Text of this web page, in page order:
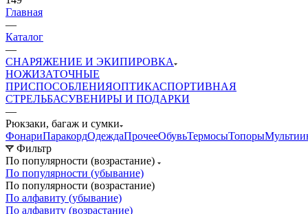
Главная
—
Каталог
—
СНАРЯЖЕНИЕ И ЭКИПИРОВКА
НОЖИЗАТОЧНЫЕ
ПРИСПОСОБЛЕНИЯОПТИКАСПОРТИВНАЯ
СТРЕЛЬБАСУВЕНИРЫ И ПОДАРКИ
—
Рюкзаки, багаж и сумки
ФонариПаракордОдеждаПрочееОбувьТермосыТопоры
Фильтр
По популярности (возрастание)
По популярности (убывание)
По популярности (возрастание)
По алфавиту (убывание)
По алфавиту (возрастание)